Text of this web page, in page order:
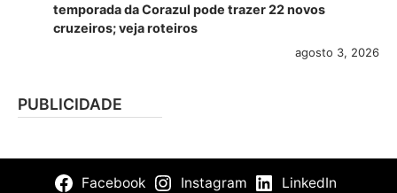
temporada da Corazul pode trazer 22 novos
cruzeiros; veja roteiros
agosto 3, 2026
PUBLICIDADE
Facebook Instagram
LinkedIn